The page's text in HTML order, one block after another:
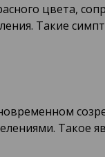
цвета,
Такие
Такое